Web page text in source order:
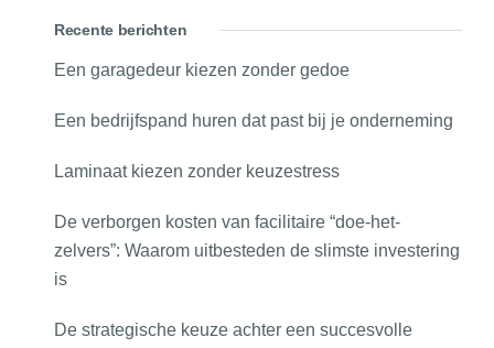
Recente berichten
Een garagedeur kiezen zonder gedoe
Een bedrijfspand huren dat past bij je onderneming
Laminaat kiezen zonder keuzestress
De verborgen kosten van facilitaire “doe-het-
zelvers”: Waarom uitbesteden de slimste investering
is
De strategische keuze achter een succesvolle